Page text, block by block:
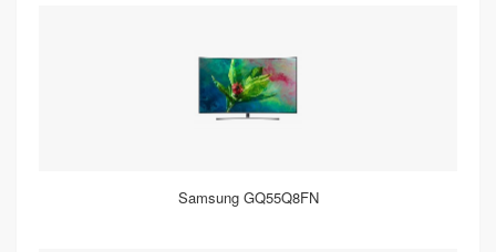
Samsung GQ55Q8FN